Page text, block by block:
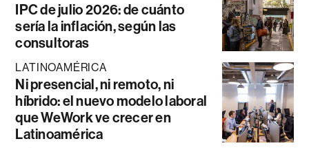
IPC de julio 2026: de cuánto
sería la inflación, según las
consultoras
LATINOAMÉRICA
Ni presencial, ni remoto, ni
híbrido: el nuevo modelo laboral
que WeWork ve crecer en
Latinoamérica